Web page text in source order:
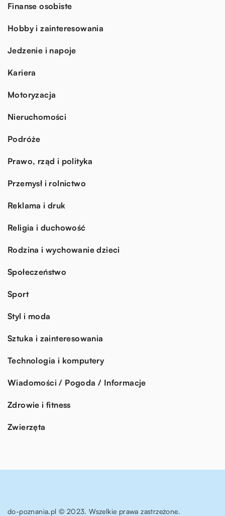
Finanse osobiste
Hobby i zainteresowania
Jedzenie i napoje
Kariera
Motoryzacja
Nieruchomości
Podróże
Prawo, rząd i polityka
Przemysł i rolnictwo
Reklama i druk
Religia i duchowość
Rodzina i wychowanie dzieci
Społeczeństwo
Sport
Styl i moda
Sztuka i zainteresowania
Technologia i komputery
Wiadomości / Pogoda / Informacje
Zdrowie i fitness
Zwierzęta
do-poznania.pl © 2023. Wszelkie prawa zastrzeżone.